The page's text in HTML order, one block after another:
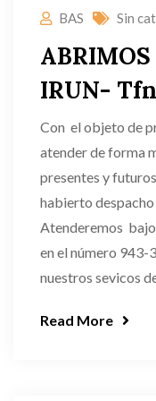
BAS Sin
ABRIMOS
IRUN-
Con el objeto de
atender de forma
presentes y
habierto despacho
Atenderemos
en el número 943-
nuestros sevicos
Read More